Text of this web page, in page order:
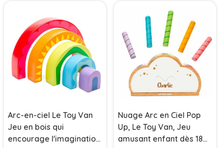
Arc-en-ciel Le Toy Van
Jeu en bois qui
encourage l'imagination,
Nuage Arc en Ciel Pop
Up, Le Toy Van, Jeu
amusant enfant dès 18